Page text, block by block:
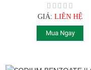
GIÁ: LIÊN HỆ
Mua Ngay